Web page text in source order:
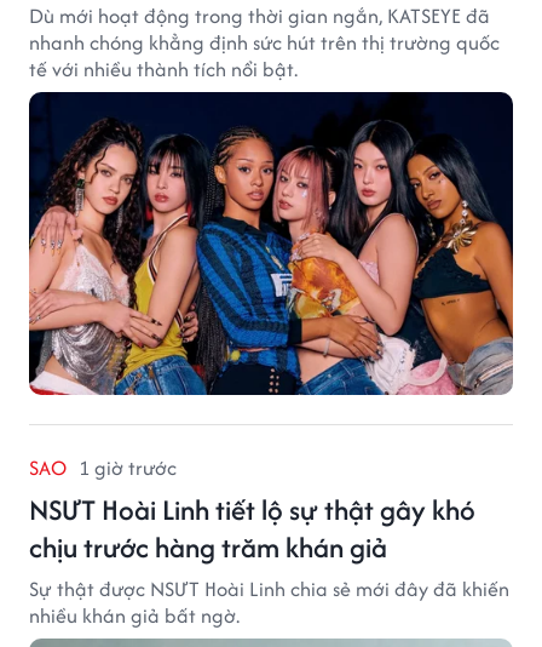
Dù mới hoạt động trong thời gian ngắn, KATSEYE đã
nhanh chóng khẳng định sức hút trên thị trường quốc
tế với nhiều thành tích nổi bật.
SAO 1 giờ trước
NSƯT Hoài Linh tiết lộ sự thật gây khó
chịu trước hàng trăm khán giả
Sự thật được NSƯT Hoài Linh chia sẻ mới đây đã khiến
nhiều khán giả bất ngờ.